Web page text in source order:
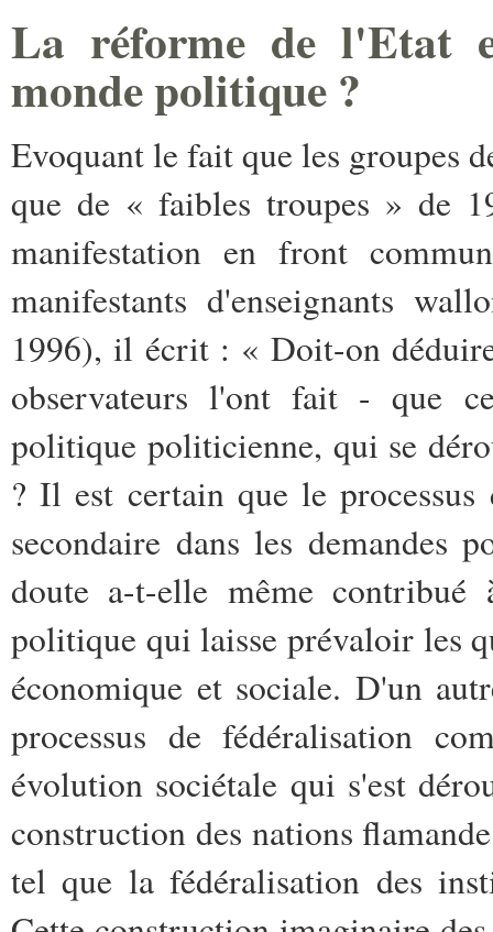
La réforme de l'Etat
monde politique ?
Evoquant le fait que les groupes
que de « faibles troupes » de
manifestation en front
manifestants d'enseignants
1996), il écrit : « Doit-on
observateurs l'ont fait - que
politique politicienne, qui se
? Il est certain que le
secondaire dans les demandes
doute a-t-elle même contribué
politique qui laisse prévaloir les
économique et sociale. D'un
processus de fédéralisation
évolution sociétale qui s'est
construction des nations
tel que la fédéralisation des